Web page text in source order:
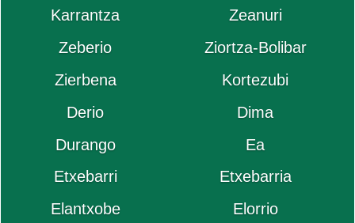
Karrantza
Zeanuri
Zeberio
Ziortza-Bolibar
Zierbena
Kortezubi
Derio
Dima
Durango
Ea
Etxebarri
Etxebarria
Elantxobe
Elorrio